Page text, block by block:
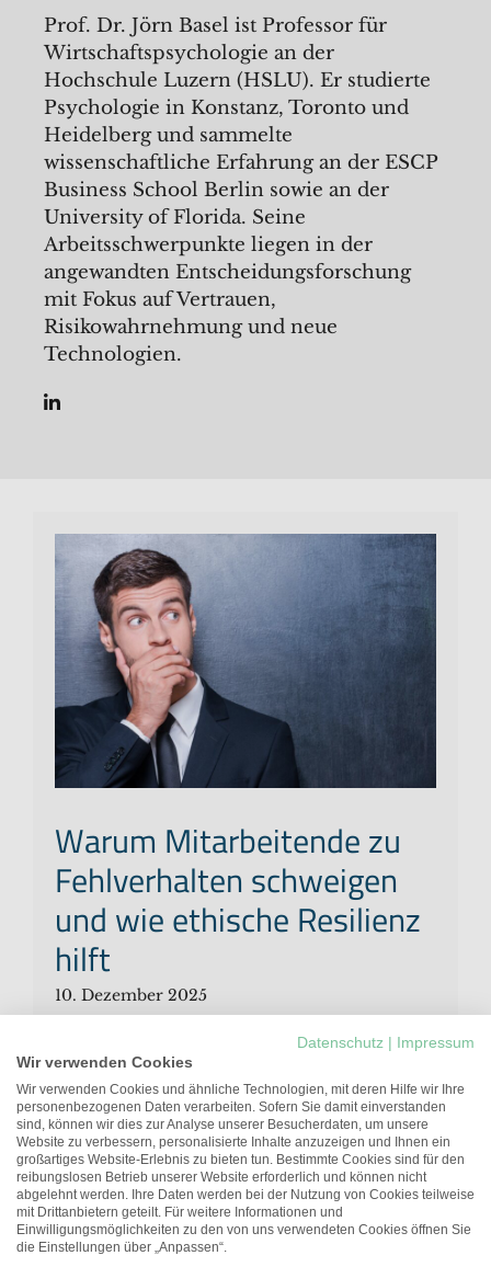
Prof. Dr. Jörn Basel ist Professor für
Wirtschaftspsychologie an der
Hochschule Luzern (HSLU). Er studierte
Psychologie in Konstanz, Toronto und
Heidelberg und sammelte
wissenschaftliche Erfahrung an der ESCP
Business School Berlin sowie an der
University of Florida. Seine
Arbeitsschwerpunkte liegen in der
angewandten Entscheidungsforschung
mit Fokus auf Vertrauen,
Risikowahrnehmung und neue
Technologien.
Warum Mitarbeitende zu
Fehlverhalten schweigen
und wie ethische Resilienz
hilft
10. Dezember 2025
Unethisches Verhalten in
Organisationen ist selten das Werk
einzelner Täter*innen. Die eigentliche
Gefahr geht oft von stillen
Mitläufer*innen, strukturellen
Anreizen und kulturellen Dynamiken
aus. Wie können Sie ethische Resilienz
stärken?
Datenschutz
Impressum
Wir verwenden Cookies
Wir verwenden Cookies und ähnliche Technologien, mit deren Hilfe wir Ihre
personenbezogenen Daten verarbeiten. Sofern Sie damit einverstanden
sind, können wir dies zur Analyse unserer Besucherdaten, um unsere
Website zu verbessern, personalisierte Inhalte anzuzeigen und Ihnen ein
großartiges Website-Erlebnis zu bieten tun. Bestimmte Cookies sind für den
reibungslosen Betrieb unserer Website erforderlich und können nicht
abgelehnt werden. Ihre Daten werden bei der Nutzung von Cookies teilweise
mit Drittanbietern geteilt. Für weitere Informationen und
Einwilligungsmöglichkeiten zu den von uns verwendeten Cookies öffnen Sie
die Einstellungen über „Anpassen“.